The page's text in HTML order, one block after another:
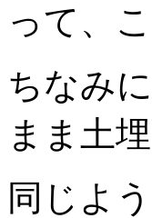
って、
ちなみ
まま土
同じよ